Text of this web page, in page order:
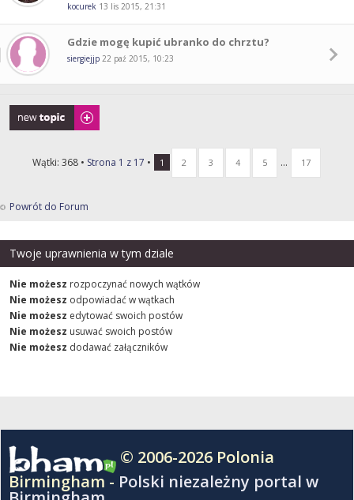
kocurek 13 lis 2015, 21:31
Gdzie mogę kupić ubranko do chrztu?
siergiejjp 22 paź 2015, 10:23
Napisz wątek
Wątki: 368 • Strona 1 z 17 • 1 2 3 4 5 ... 17
Powrót do Forum
Twoje uprawnienia w tym dziale
Nie możesz rozpoczynać nowych wątków
Nie możesz odpowiadać w wątkach
Nie możesz edytować swoich postów
Nie możesz usuwać swoich postów
Nie możesz dodawać załączników
© 2006-2026 Polonia
Birmingham - Polski niezależny portal w